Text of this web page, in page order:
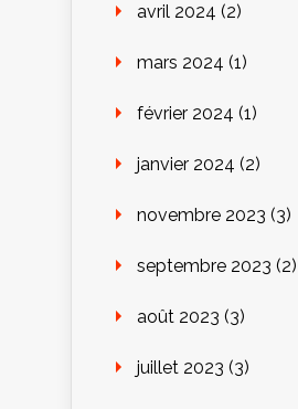
avril 2024 (2)
mars 2024 (1)
février 2024 (1)
janvier 2024 (2)
novembre 2023 (3)
septembre 2023 (2)
août 2023 (3)
juillet 2023 (3)